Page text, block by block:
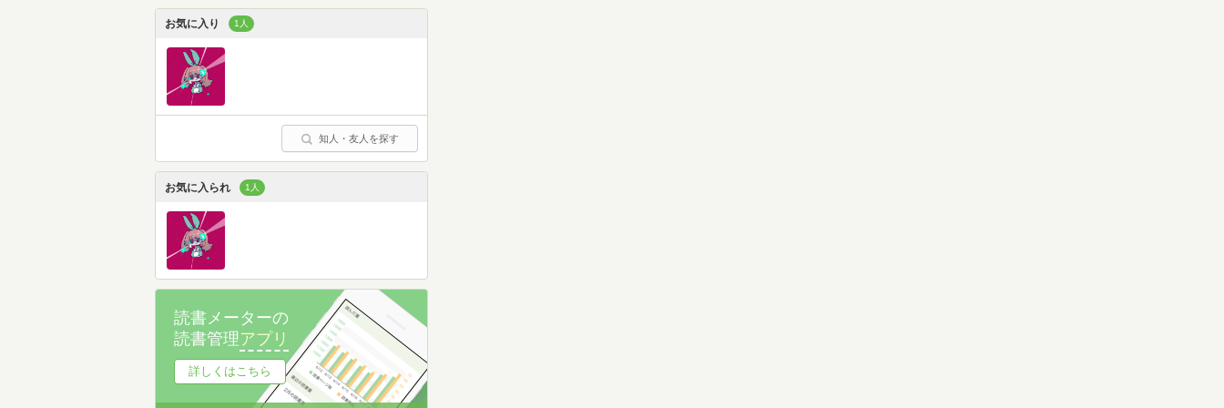
お気に入り 1人
知人・友人を探す
お気に入られ 1人
読書メーターの
読書管理アプリ
詳しくはこちら